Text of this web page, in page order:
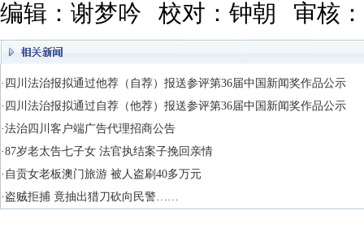
编辑：谢梦吟 校对：钟朝 审核
·四川法治报拟通过他荐（自荐）报送参评第36届中国新闻奖作品公示
·四川法治报拟通过自荐（他荐）报送参评第36届中国新闻奖作品公示
·法治四川客户端广告代理招商公告
·87岁老太告七子女 法官执结案子挽回亲情
·自贡女老板澳门旅游 被人盗刷40多万元
·盗贼拒捕 竟抽出猎刀砍向民警……